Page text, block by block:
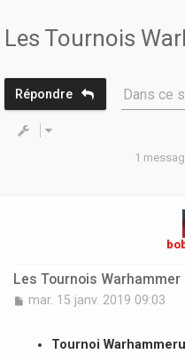
Les Tournois
Répondre Dans ce
1
Les Tournois Warhammer
M
mar. 15 janv. 2019 09:03
Tournoi